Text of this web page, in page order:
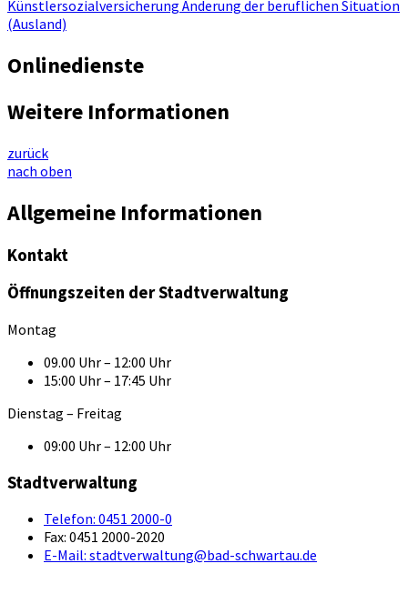
Künstlersozialversicherung Änderung der beruflichen Situation
(Ausland)
Onlinedienste
Weitere Informationen
zurück
nach oben
Allgemeine Informationen
Kontakt
Öffnungszeiten der Stadtverwaltung
Montag
09.00 Uhr – 12:00 Uhr
15:00 Uhr – 17:45 Uhr
Dienstag – Freitag
09:00 Uhr – 12:00 Uhr
Stadtverwaltung
Telefon: 0451 2000-0
Fax: 0451 2000-2020
E-Mail: stadtverwaltung@bad-schwartau.de